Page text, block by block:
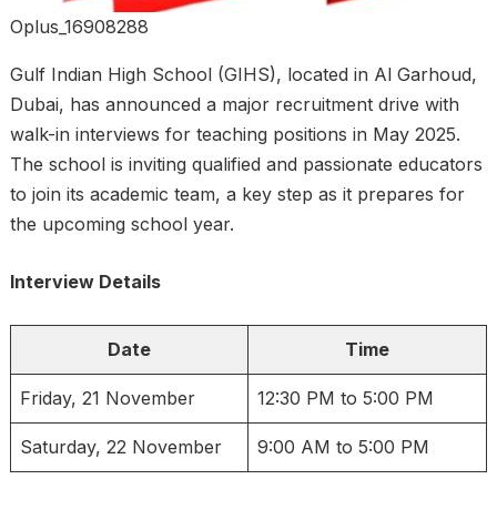
Oplus_16908288
Gulf Indian High School (GIHS), located in Al Garhoud,
Dubai, has announced a major recruitment drive with
walk-in interviews for teaching positions in May 2025.
The school is inviting qualified and passionate educators
to join its academic team, a key step as it prepares for
the upcoming school year.
Interview Details
Date Time
Friday, 21 November 12:30 PM to 5:00 PM
Saturday, 22 November 9:00 AM to 5:00 PM